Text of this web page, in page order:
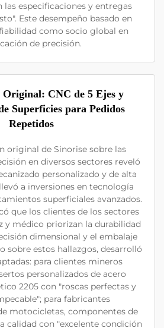
las especificaciones y entregas
Este desempeño basado en
como socio global en
de precisión.
Original: CNC de 5 Ejes y
Superficies para Pedidos
Repetidos
original de Sinorise sobre las
en diversos sectores reveló
personalizado y de alta
a inversiones en tecnología
superficiales avanzados.
que los clientes de los sectores
y médico priorizan la durabilidad
dimensional y el embalaje
sobre estos hallazgos, desarrolló
para clientes mineros
personalizados de acero
2205 con "roscas perfectas y
para fabricantes
motocicletas, componentes de
calidad con "excelente condición